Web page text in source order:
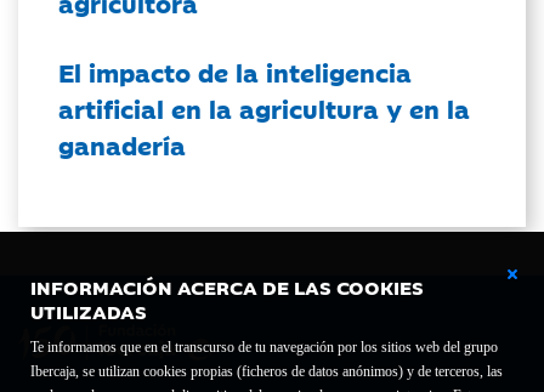
INFORMACIÓN ACERCA DE LAS COOKIES
UTILIZADAS
Te informamos que en el transcurso de tu navegación por los sitios web del grupo
Ibercaja, se utilizan cookies propias (ficheros de datos anónimos) y de terceros, las
El impacto de la inteligencia
artificial en la agricultura y en la
ganadería